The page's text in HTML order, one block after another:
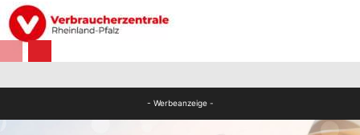
Polizei
- Werbeanzeige -